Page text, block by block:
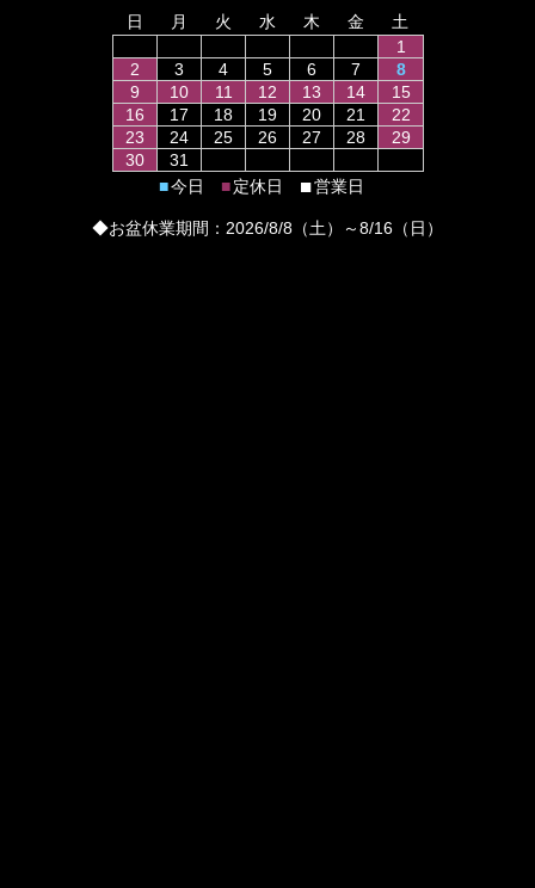
日
月 火 水 木 金
土
1
2
3 4 5 6 7
8
9
10 11 12 13 14
15
16
17 18 19 20 21
22
23
24 25 26 27 28
29
30
31
■今日 ■定休日 ■営業日
◆お盆休業期間：2026/8/8（土）～8/16（日）